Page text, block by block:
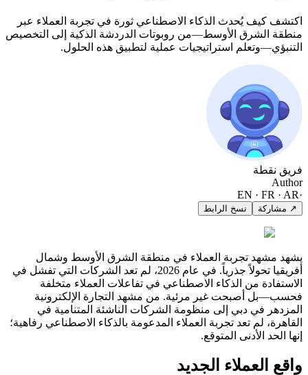
اكتشف كيف يُحدث الذكاء الاصطناعي ثورة في تجربة العملاء عبر
منطقة الشرق الأوسط—من روبوتات الدردشة الذكية إلى التخصيص
التنبؤي—وتعلم استراتيجيات عملية لتطبيق هذه الحلول.
فريق نقطة
Author
EN · FR · AR
↗ مشاركة نسخ الرابط
يشهد مشهد تجربة العملاء في منطقة الشرق الأوسط وشمال
أفريقيا تحولاً جذرياً. في عام 2026، لم تعد الشركات التي تفشل في
الاستفادة من الذكاء الاصطناعي في تفاعلات العملاء متخلفة
فحسب—بل أصبحت غير مرئية. من مشهد التجارة الإلكترونية
المزدهر في دبي إلى منظومة الشركات الناشئة المتنامية في
القاهرة، لم تعد تجربة العملاء المدعومة بالذكاء الاصطناعي رفاهية؛
إنها الحد الأدنى المتوقع.
واقع العملاء الجديد